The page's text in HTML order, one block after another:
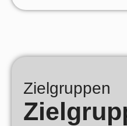
Zielgruppen